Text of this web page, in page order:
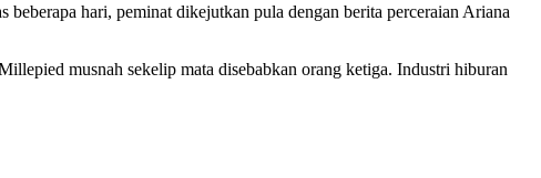
beberapa hari, peminat dikejutkan pula dengan berita perceraian Ariana
musnah sekelip mata disebabkan orang ketiga. Industri hiburan